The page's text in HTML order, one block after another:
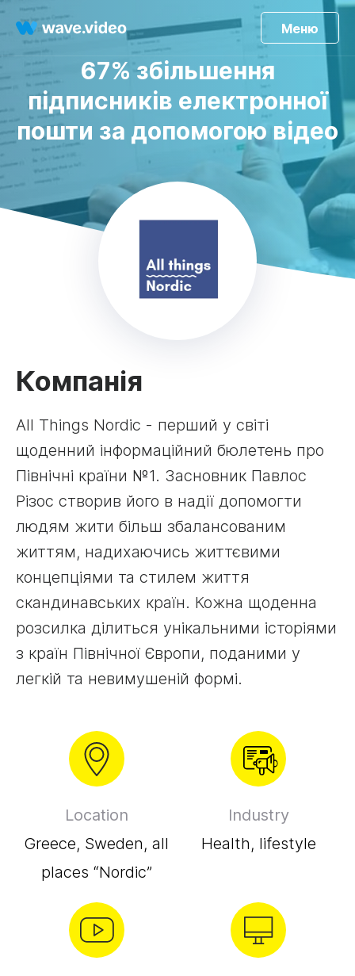
Меню
67% збільшення
підписників електронної
пошти за допомогою відео
Компанія
All Things Nordic - перший у світі
щоденний інформаційний бюлетень про
Північні країни №1. Засновник Павлос
Різос створив його в надії допомогти
людям жити більш збалансованим
життям, надихаючись життєвими
концепціями та стилем життя
скандинавських країн. Кожна щоденна
розсилка ділиться унікальними історіями
з країн Північної Європи, поданими у
легкій та невимушеній формі.
Location
Greece, Sweden, all
places “Nordic”
Industry
Health, lifestyle